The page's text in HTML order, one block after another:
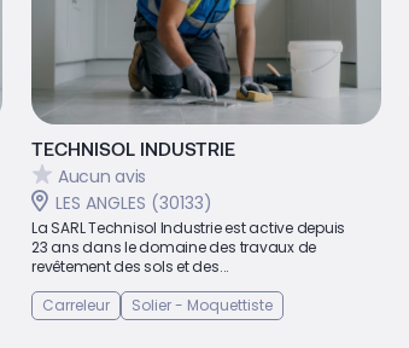
TECHNISOL INDUSTRIE
Aucun avis
LES ANGLES (30133)
La SARL Technisol Industrie est active depuis
23 ans dans le domaine des travaux de
revêtement des sols et des...
Carreleur
Solier - Moquettiste